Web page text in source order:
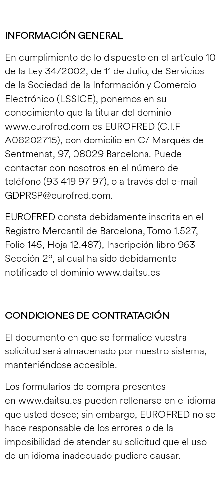
INFORMACIÓN GENERAL
En cumplimiento de lo dispuesto en el artículo 10
de la Ley 34/2002, de 11 de Julio, de Servicios
de la Sociedad de la Información y Comercio
Electrónico (LSSICE), ponemos en su
conocimiento que la titular del dominio
www.eurofred.com es EUROFRED (C.I.F
A08202715), con domicilio en C/ Marqués de
Sentmenat, 97, 08029 Barcelona. Puede
contactar con nosotros en el número de
teléfono (93 419 97 97), o a través del e-mail
GDPRSP@eurofred.com.
EUROFRED consta debidamente inscrita en el
Registro Mercantil de Barcelona, Tomo 1.527,
Folio 145, Hoja 12.487), Inscripción libro 963
Sección 2º, al cual ha sido debidamente
notificado el dominiowww.daitsu.es
CONDICIONES DE CONTRATACIÓN
El documento en que se formalice vuestra
solicitud será almacenado por nuestro sistema,
manteniéndose accesible.
Los formularios de compra presentes
en www.daitsu.es pueden rellenarse en el idioma
que usted desee; sin embargo, EUROFRED no se
hace responsable de los errores o de la
imposibilidad de atender su solicitud que el uso
de un idioma inadecuado pudiere causar.